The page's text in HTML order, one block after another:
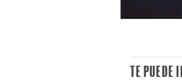
TE PUEDE